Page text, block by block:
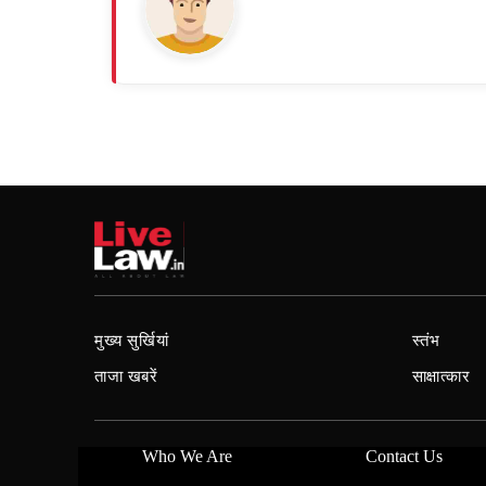
मुख्य सुर्खियां
ताजा खबरें
स्तंभ
साक्षात्कार
Who We Are Contact Us